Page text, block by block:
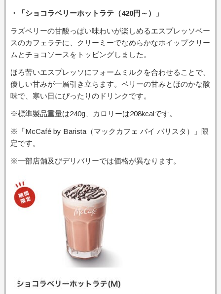
・「ショコラベリーホットラテ（420円～）」
ラズベリーの甘酸っぱい味わいが楽しめるエスプレッソベー
スのカフェラテに、クリーミーでなめらかなホイップクリー
ムとチョコソースをトッピングしました。
ほろ苦いエスプレッソにフォームミルクを合わせることで、
優しい甘みが一層引き立ちます。ベリーの甘みとほのかな酸
味で、寒い日にぴったりのドリンクです。
※標準製品重量は240g、カロリーは208kcalです。
※「McCafé by Barista（マックカフェ バイ バリスタ）」限
定です。
※一部店舗及びデリバリーでは価格が異なります。